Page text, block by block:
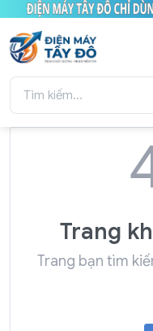
Trang
Trang bạn tìm